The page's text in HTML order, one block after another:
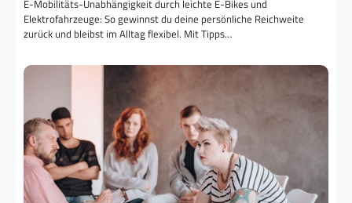
E-Mobilitäts-Unabhängigkeit durch leichte E-Bikes und
Elektrofahrzeuge: So gewinnst du deine persönliche Reichweite
zurück und bleibst im Alltag flexibel. Mit Tipps…